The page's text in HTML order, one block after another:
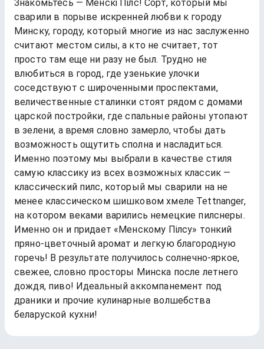
Знакомьтесь — Менскi Пiлс! Сорт, который мы
сварили в порыве искренней любви к городу
Минску, городу, который многие из нас заслуженно
считают местом силы, а кто не считает, тот
просто там еще ни разу не был. Трудно не
влюбиться в город, где узенькие улочки
соседствуют с широченными проспектами,
величественные сталинки стоят рядом с домами
царской постройки, где спальные районы утопают
в зелени, а время словно замерло, чтобы дать
возможность ощутить сполна и насладиться.
Именно поэтому мы выбрали в качестве стиля
самую классику из всех возможных классик —
классический пилс, который мы сварили на не
менее классическом шишковом хмеле Tettnanger,
на котором веками варились немецкие пилснеры.
Именно он и придает «Менскому Пiлсу» тонкий
пряно-цветочный аромат и легкую благородную
горечь! В результате получилось солнечно-яркое,
свежее, словно просторы Минска после летнего
дождя, пиво! Идеальный аккомпанемент под
драники и прочие кулинарные волшебства
беларуской кухни!